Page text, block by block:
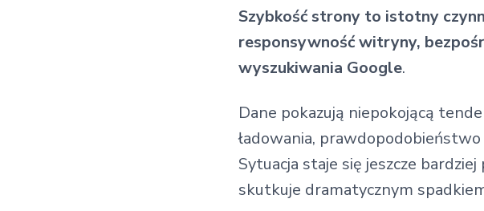
Szybkość strony to istotny
responsywność witryny,
wyszukiwania Google.
Dane pokazują niepokojącą
ładowania,
Sytuacja staje się jeszcze
skutkuje dramatycznym